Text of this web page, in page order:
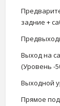
задние +
Выход на
(Уровень -
Выходной
Прямое